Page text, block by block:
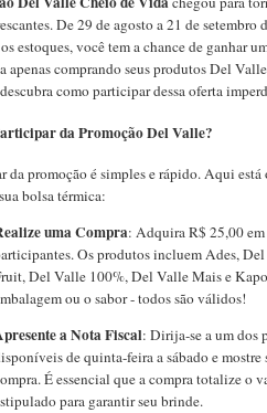
De 29 de agosto a 21 de setembro
estoques, você tem a chance de ganhar
apenas comprando seus produtos Del
como participar dessa oferta
da Promoção Del Valle?
da promoção é simples e rápido. Aqui está
bolsa térmica:
uma Compra: Adquira R$ 25,00
Os produtos incluem Ades,
Del Valle 100%, Del Valle Mais e
ou o sabor - todos são válidos!
a Nota Fiscal: Dirija-se a um dos
de quinta-feira a sábado e mostre
É essencial que a compra totalize o
para garantir seu brinde.